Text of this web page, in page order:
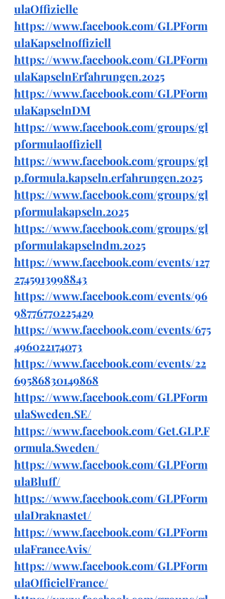
ulaOffizielle
https://www.facebook.com/GLPForm
ulaKapselnoffiziell
https://www.facebook.com/GLPForm
ulaKapselnErfahrungen.2025
https://www.facebook.com/GLPForm
ulaKapselnDM
https://www.facebook.com/groups/gl
pformulaoffiziell
https://www.facebook.com/groups/gl
p.formula.kapseln.erfahrungen.2025
https://www.facebook.com/groups/gl
pformulakapseln.2025
https://www.facebook.com/groups/gl
pformulakapselndm.2025
https://www.facebook.com/events/127
2745913998843
https://www.facebook.com/events/96
98776770225429
https://www.facebook.com/events/675
496022174073
https://www.facebook.com/events/22
69586830149868
https://www.facebook.com/GLPForm
ulaSweden.SE/
https://www.facebook.com/Get.GLP.F
ormula.Sweden/
https://www.facebook.com/GLPForm
ulaBluff/
https://www.facebook.com/GLPForm
ulaDraknastet/
https://www.facebook.com/GLPForm
ulaFranceAvis/
https://www.facebook.com/GLPForm
ulaOfficielFrance/